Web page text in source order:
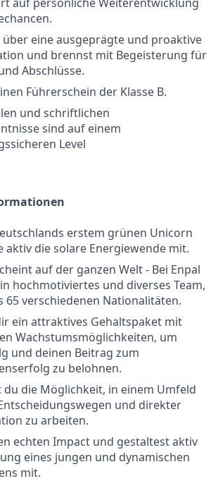
eine ausgeprägte und proaktive
und brennst mit Begeisterung für
Abschlüsse.
Führerschein der Klasse B.
und schriftlichen
sind auf einem
Level
erstem grünen Unicorn
aktiv die solare Energiewende mit.
auf der ganzen Welt - Bei Enpal
hochmotiviertes und diverses Team,
65 verschiedenen Nationalitäten.
ein attraktives Gehaltspaket mit
Wachstumsmöglichkeiten, um
und deinen Beitrag zum
zu belohnen.
du die Möglichkeit, in einem Umfeld
und direkter
zu arbeiten.
echten Impact und gestaltest aktiv
eines jungen und dynamischen
mit.